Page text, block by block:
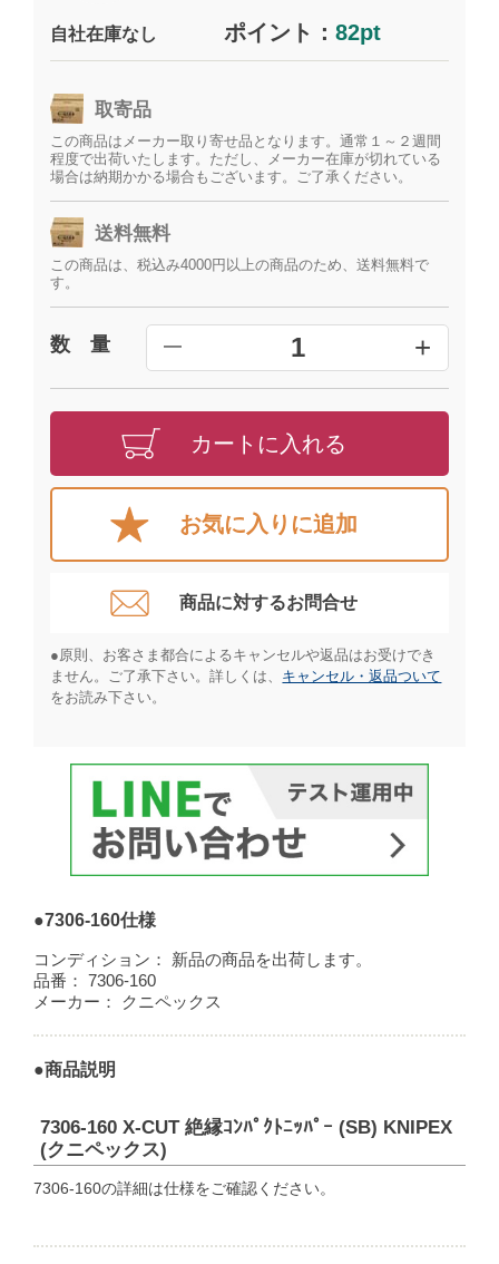
自社在庫なし ポイント：82pt
取寄品
この商品はメーカー取り寄せ品となります。通常１～２週間
程度で出荷いたします。ただし、メーカー在庫が切れている
場合は納期かかる場合もございます。ご了承ください。
送料無料
この商品は、税込み4000円以上の商品のため、送料無料で
す。
数 量 ━ 1 +
カートに入れる
お気に入りに追加
商品に対するお問合せ​
●原則、お客さま都合によるキャンセルや返品はお受けでき
ません。ご了承下さい。詳しくは、 キャンセル・返品ついて
をお読み下さい。​
●7306-160仕様
コンディション：
新品の商品を出荷します。
品番：
7306-160
メーカー：
クニペックス
●商品説明
7306-160 X-CUT 絶縁ｺﾝﾊﾟｸﾄﾆｯﾊﾟｰ (SB) KNIPEX
(クニペックス)
7306-160の詳細は仕様をご確認ください。